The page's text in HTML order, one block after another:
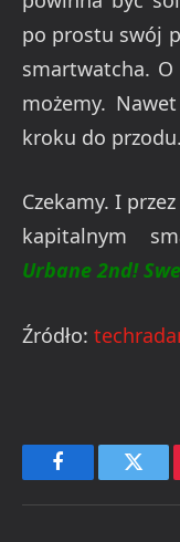
po prostu swój
smartwatcha.
możemy.
kroku do przodu.
Czekamy. I
kapitalnym
Urbane 2nd!
Źródło:
Facebook